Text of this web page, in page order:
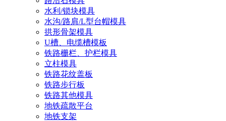
水利/锁块模具
水沟/路肩/L型台帽模具
拱形骨架模具
U槽、电缆槽模板
铁路栅栏、护栏模具
立柱模具
铁路花纹盖板
铁路步行板
铁路其他模具
地铁疏散平台
地铁支架